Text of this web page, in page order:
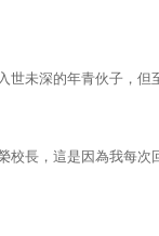
未深的年青伙子，
長，這是因為我每